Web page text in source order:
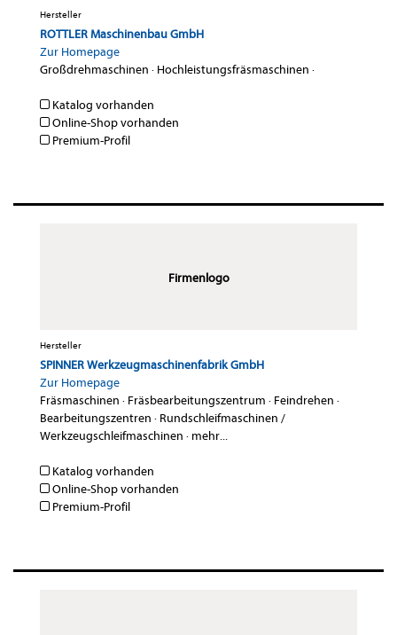
Hersteller
ROTTLER Maschinenbau GmbH
Zur Homepage
Großdrehmaschinen · Hochleistungsfräsmaschinen ·
Katalog vorhanden
Online-Shop vorhanden
Premium-Profil
Firmenlogo
Hersteller
SPINNER Werkzeugmaschinenfabrik GmbH
Zur Homepage
Fräsmaschinen · Fräsbearbeitungszentrum · Feindrehen ·
Bearbeitungszentren · Rundschleifmaschinen /
Werkzeugschleifmaschinen · mehr...
Katalog vorhanden
Online-Shop vorhanden
Premium-Profil